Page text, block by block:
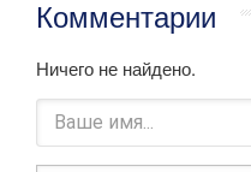
Комментарии
Ничего не найдено.